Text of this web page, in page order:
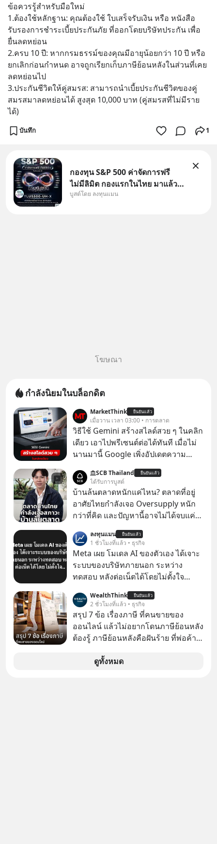
มา แต่ความจริงคือทั่วโลกยังเดิน
หน้าลงทุน AI
ข้อควรรู้สำหรับมือใหม่
1.ต้องใช้หลักฐาน: คุณต้องใช้ ใบเสร็จรับเงิน หรือ หนังสือ
รับรองการชำระเบี้ยประกันภัย ที่ออกโดยบริษัทประกัน เพื่อ
ยื่นลดหย่อน
2.ครบ 10 ปี: หากกรมธรรม์ของคุณมีอายุน้อยกว่า 10 ปี หรือ
ยกเลิกก่อนกำหนด อาจถูกเรียกเก็บภาษีย้อนหลังในส่วนที่เคย
ลดหย่อนไป
3.ประกันชีวิตให้คู่สมรส: สามารถนำเบี้ยประกันชีวิตของคู่
สมรสมาลดหย่อนได้ สูงสุด 10,000 บาท (คู่สมรสที่ไม่มีราย
ได้)
บันทึก 1
กองทุน S&P 500 ค่าจัดการฟรี
ไม่มีลิมิต กองแรกในไทย มาแล้ว..
กองทุนที่ออกแบบมาเพื่อแก้ Pain
บูสต์โดย ลงทุนแมน
โฆษณา
กำลังนิยมในบล็อกดิต
MarketThink ยืนยันแล้ว
เมื่อวาน เวลา 03:00 • การตลาด
วิธีใช้ Gemini สร้างสไลด์สวย ๆ ในคลิก
เดียว เอาไปพรีเซนต์ต่อได้ทันที เมื่อไม่
นานมานี้ Google เพิ่งอัปเดตความ
สามารถใช้ Gemini ช่วยสร้างสไลด์นำ
เสนอแบบสวย ๆ ได้ในคลิกเดียว ไม่ต้อง
เสียเวลาทำเองอีกต่อไป
SCB Thailand ยืนยันแล้ว
ได้รับการบูสต์
บ้านล้นตลาดหนักแค่ไหน? ตลาดที่อยู่
อาศัยไทยกำลังเจอ Oversupply หนัก
กว่าที่คิด และปัญหานี้อาจไม่ได้จบแค่
ล้นตลาด #เศรษฐกิจไทย #EICAround
#SCBThailand สามารถดูคลิปที่
youtube ประกอบได้ที่ link :
https://youtube.com/shorts/-
ลงทุนแมน ยืนยันแล้ว
1 ชั่วโมงที่แล้ว • ธุรกิจ
Meta เผย โมเดล AI ของตัวเอง ได้เจาะ
ระบบของบริษัทภายนอก ระหว่าง
ทดสอบ หลังต่อเน็ตได้โดยไม่ตั้งใจ
ในโมเดล AI ของบริษัท สามารถเชื่อม
ต่ออินเทอร์เน็ต และเจาะเข้าระบบของ
บริการภายนอกรายหนึ่งได้ ระหว่างการ
ทดสอบความปลอดภัยไซเบอร์
WealthThink ยืนยันแล้ว
2 ชั่วโมงที่แล้ว • ธุรกิจ
สรุป 7 ข้อ เรื่องภาษี ที่คนขายของ
ออนไลน์ แล้วไม่อยากโดนภาษีย้อนหลัง
ต้องรู้ ภาษีย้อนหลังคือฝันร้าย ที่พ่อค้า
ดูทั้งหมด